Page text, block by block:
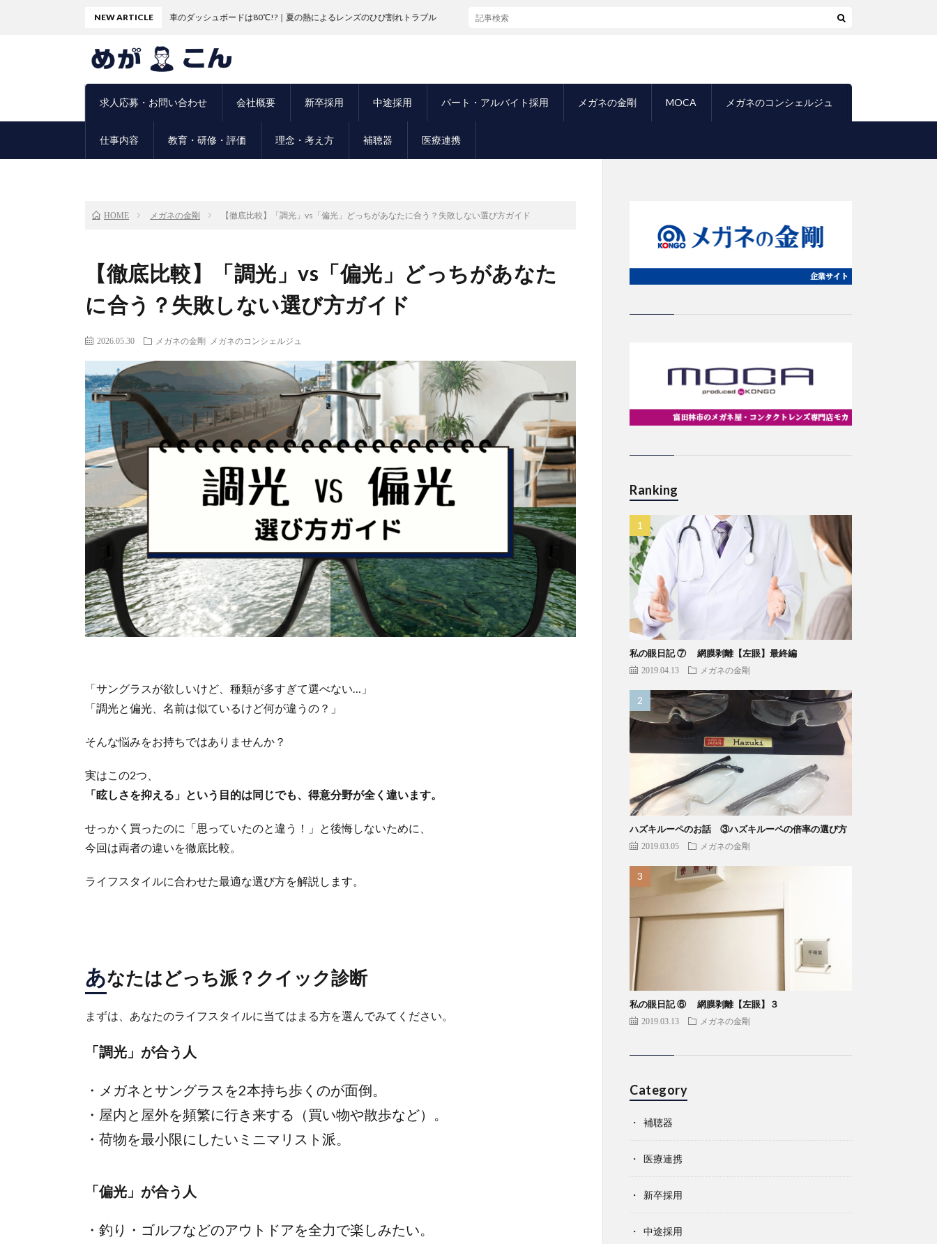
求人応募・お問い合わせ 会社概要 新卒採用 中途採用 パート・アルバイト採用 メガネの金剛 MOCA メガネのコンシェルジュ
仕事内容 教育・研修・評価 理念・考え方 補聴器 医療連携
NEW ARTICLE
車のダッシュボードは80℃!?｜夏の熱によるレンズのひび割れトラブル
HOME メガネの金剛 【徹底比較】「調光」vs「偏光」どっちがあなたに合う？失敗しない選び方ガイド
【徹底比較】「調光」vs「偏光」どっちがあなた
に合う？失敗しない選び方ガイド
2026.05.30 メガネの金剛 メガネのコンシェルジュ
「サングラスが欲しいけど、種類が多すぎて選べない…」
「調光と偏光、名前は似ているけど何が違うの？」
そんな悩みをお持ちではありませんか？
実はこの2つ、
「眩しさを抑える」という目的は同じでも、得意分野が全く違います。
せっかく買ったのに「思っていたのと違う！」と後悔しないために、
今回は両者の違いを徹底比較。
ライフスタイルに合わせた最適な選び方を解説します。
あなたはどっち派？クイック診断
まずは、あなたのライフスタイルに当てはまる方を選んでみてください。
「調光」が合う人
・メガネとサングラスを2本持ち歩くのが面倒。
・屋内と屋外を頻繁に行き来する（買い物や散歩など）。
・荷物を最小限にしたいミニマリスト派。
「偏光」が合う人
・釣り・ゴルフなどのアウトドアを全力で楽しみたい。
Ranking
私の眼日記 ⑦ 網膜剥離【左眼】最終編
2019.04.13 メガネの金剛
ハズキルーペのお話 ③ハズキルーペの倍率の選び方
2019.03.05 メガネの金剛
私の眼日記 ⑥ 網膜剥離【左眼】３
2019.03.13 メガネの金剛
Category
補聴器
医療連携
新卒採用
中途採用